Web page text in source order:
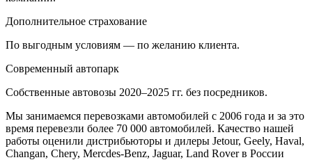
Дополнительное страхование
По выгодным условиям — по желанию клиента.
Современный автопарк
Собственные автовозы 2020–2025 гг. без посредников.
Мы занимаемся перевозками автомобилей с 2006 года и за это
время перевезли более 70 000 автомобилей. Качество нашей
работы оценили дистрибьюторы и дилеры Jetour, Geely, Haval,
Changan, Chery, Mercdes-Benz, Jaguar, Land Rover в России